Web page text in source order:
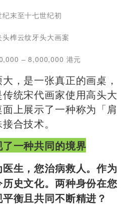
纪末至十七世纪初
头榫云纹牙头大画案
– 8,000,000 港元
，是一张真正的画桌，
统宋代画家使用高头大
上展示了一种称为「肩
合技术。
一种共同的境界
生，您治病救人。作为
史文化。两种身份在您
衡且共同不断精进？